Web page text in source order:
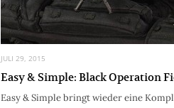
JULI 29, 2015
Easy & Simple: Black Operation
Easy & Simple bringt wieder eine